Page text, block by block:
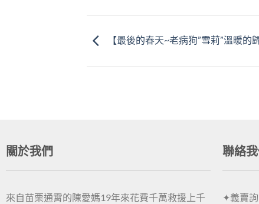
【最後的春天~老病狗”雪莉”溫暖的
關於我們
來自苗栗通霄的陳愛媽19年來花費千萬救援上千
聯絡
✦義賣